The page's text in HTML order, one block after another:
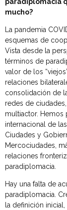
mucho?
La pandemia
esquemas de
Vista desde la
términos de
valor de los
relaciones
consolidación de
redes de
multiactor.
internacional de
Ciudades y
Mercociudades,
relaciones
paradiplomacia.
Hay una falta de
paradiplomacia.
la definición